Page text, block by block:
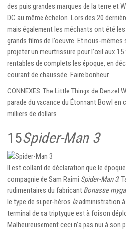
des puis grandes marques de la terre et
DC au même échelon. Lors des 20
mais également les méchants ont été
grands films de l’oeuvre. Et nous-mêmes
projeter un meurtrissure pour l’œil aux
rentables de complets les époque, en
courant de chaussée. Faire bonheur.
CONNEXES: The Little Things de Denzel
parade du vacance du Étonnant Bowl en
milliers de dollars
15Spider-Man 3
Il est collant de déclaration que le
compagnie de Sam Raimi Spider-Man 3.
rudimentaires du fabricant Bonasse
le type de super-héros laadministration à
terminal de sa triptyque est à foison
Malheureusement ceci n’a pas nui à son